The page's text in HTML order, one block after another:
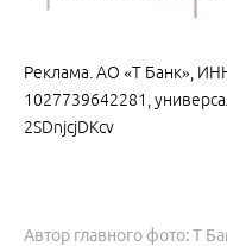
Реклама. АО «Т Банк»,
1027739642281,
2SDnjcjDKcv
Автор главного фото: Т